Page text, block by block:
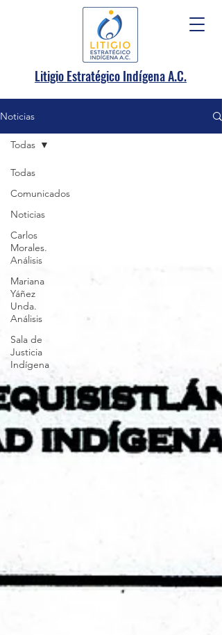
Litigio Estratégico Indígena A.C.
Noticias
Todas
Comunicados
Noticias
Carlos
Morales.
Análisis
Mariana
Yáñez
Unda.
Análisis
Sala de
Justicia
Indígena
Todas